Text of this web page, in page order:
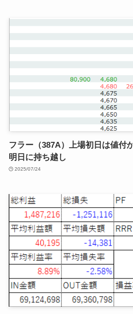
フラー（387A）上場初日は値付
明日に持ち越し
2025/07/24